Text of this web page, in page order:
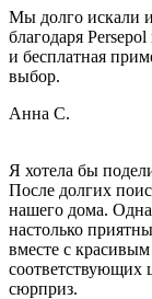
Мы долго искали
благодаря
и бесплатная
выбор.
Анна С.
Я хотела бы
После долгих
нашего дома.
настолько
вместе с
соответствующих
сюрприз.